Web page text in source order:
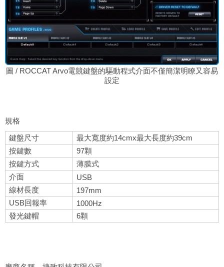
圖 / ROCCAT Arvo電競鍵盤的驅動程式介面不僅簡潔明瞭又容易
設定
規格
鍵盤尺寸
最大寬度約14cmx最大長度約39cm
按鍵數
97顆
按鍵方式
薄膜式
介面
USB
線材長度
197mm
USB回報率
1000Hz
發光鍵帽
6顆